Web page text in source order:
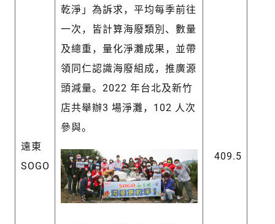
遠東
SOGO
乾淨」為訴求，平均每季前往
一次，皆計算海廢類別、數量
及總重，量化淨灘成果，並帶
領同仁認識海廢組成，推廣源
頭減量。2022 年台北及新竹
店共舉辦3 場淨灘，102 人次
參與。
409.5